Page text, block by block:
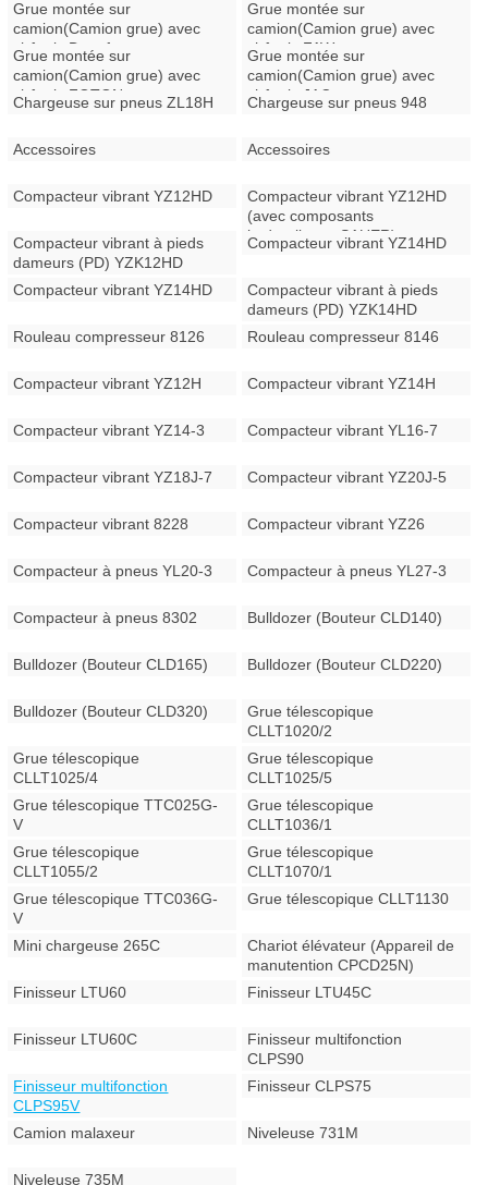
Grue montée sur
camion(Camion grue) avec
châssis Dongfeng
Grue montée sur
camion(Camion grue) avec
châssis FAW
Grue montée sur
camion(Camion grue) avec
châssis FOTON
Grue montée sur
camion(Camion grue) avec
châssis JAC
Chargeuse sur pneus ZL18H Chargeuse sur pneus 948
Accessoires Accessoires
Compacteur vibrant YZ12HD
Compacteur vibrant YZ12HD
(avec composants
hydrauliques SAUER)
Compacteur vibrant à pieds
dameurs (PD) YZK12HD
Compacteur vibrant YZ14HD
Compacteur vibrant YZ14HD
Compacteur vibrant à pieds
dameurs (PD) YZK14HD
Rouleau compresseur 8126
Rouleau compresseur 8146
Compacteur vibrant YZ12H Compacteur vibrant YZ14H
Compacteur vibrant YZ14-3 Compacteur vibrant YL16-7
Compacteur vibrant YZ18J-7 Compacteur vibrant YZ20J-5
Compacteur vibrant 8228 Compacteur vibrant YZ26
Compacteur à pneus YL20-3 Compacteur à pneus YL27-3
Compacteur à pneus 8302 Bulldozer (Bouteur CLD140)
Bulldozer (Bouteur CLD165) Bulldozer (Bouteur CLD220)
Bulldozer (Bouteur CLD320)
Grue télescopique
CLLT1020/2
Grue télescopique
CLLT1025/4
Grue télescopique
CLLT1025/5
Grue télescopique TTC025G-
V
Grue télescopique
CLLT1036/1
Grue télescopique
CLLT1055/2
Grue télescopique
CLLT1070/1
Grue télescopique TTC036G-
V
Grue télescopique CLLT1130
Mini chargeuse 265C
Chariot élévateur (Appareil de
manutention CPCD25N)
Finisseur LTU60
Finisseur LTU45C
Finisseur LTU60C
Finisseur multifonction
CLPS90
Finisseur multifonction
CLPS95V
Finisseur CLPS75
Camion malaxeur Niveleuse 731M
Niveleuse 735M